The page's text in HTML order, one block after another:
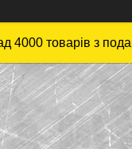
4000 товарів з